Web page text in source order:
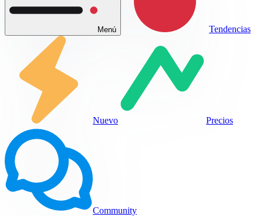
Menú Tendencias
Nuevo Precios
Community